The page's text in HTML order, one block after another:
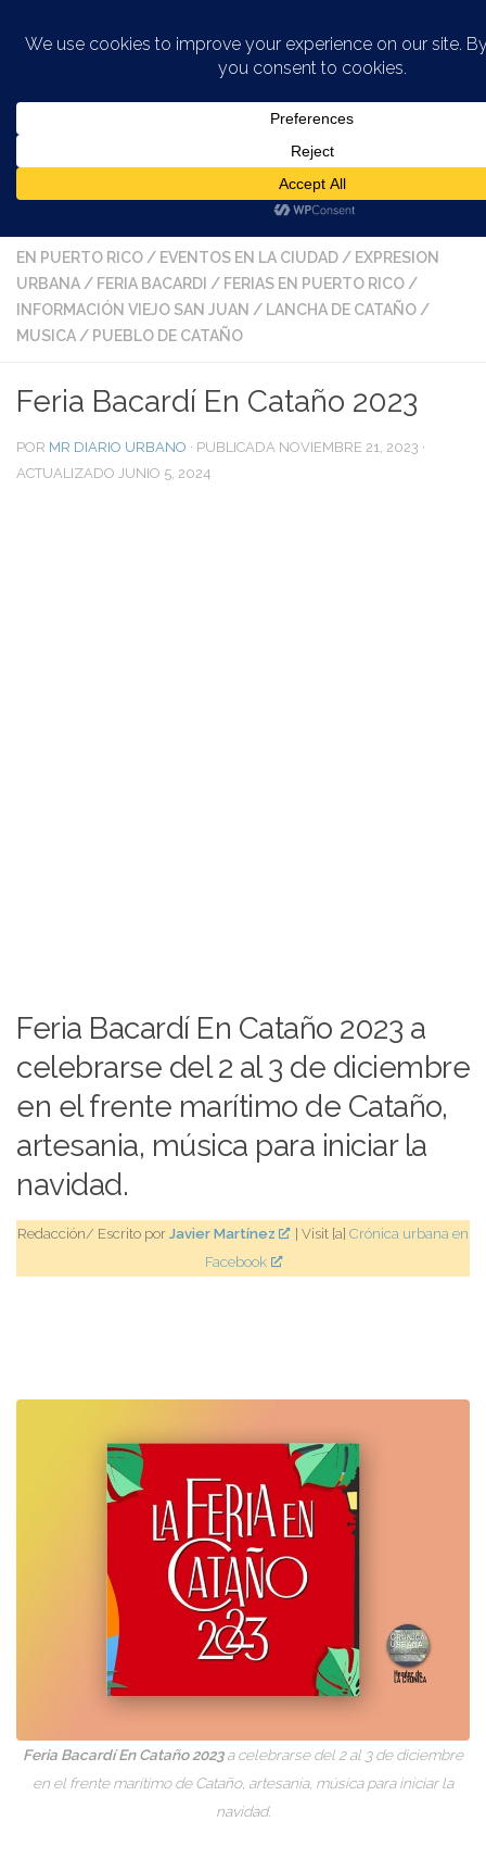
ARTE EN LA CIUDAD DE SAN JUAN
AUTOBUSES EN LA CIUDAD/AUTOBUSES O GUAGUAS EN
EN PUERTO RICO / EVENTOS EN LA CIUDAD / EXPRESION
URBANA / FERIA BACARDI / FERIAS EN PUERTO RICO /
INFORMACIÓN VIEJO SAN JUAN / LANCHA DE CATAÑO /
MUSICA / PUEBLO DE CATAÑO
Feria Bacardí En Cataño 2023
POR MR DIARIO URBANO · PUBLICADA NOVIEMBRE 21, 2023 ·
ACTUALIZADO JUNIO 5, 2024
Feria Bacardí En Cataño 2023 a
celebrarse del 2 al 3 de diciembre
en el frente marítimo de Cataño,
artesania, música para iniciar la
navidad.
Redacción/ Escrito por Javier Martínez | Visit [a]Crónica urbana en
Facebook
Feria Bacardí En Cataño 2023a celebrarse del 2 al 3 de diciembre
en el frente marítimo de Cataño, artesania, música para iniciar la
navidad.